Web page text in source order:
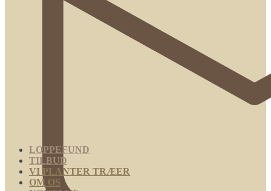
LOPPEFUND
TILBUD
VI PLANTER TRÆER
OM OS